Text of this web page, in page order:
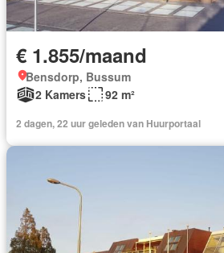
€ 1.855/maand
Bensdorp, Bussum
2 Kamers
92 m²
2 dagen, 22 uur geleden van Huurportaal